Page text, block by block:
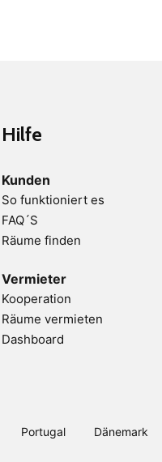
Hilfe
Kunden
So funktioniert es
FAQ´S
Räume finden
Vermieter
Kooperation
Räume vermieten
Dashboard
Portugal Dänemark